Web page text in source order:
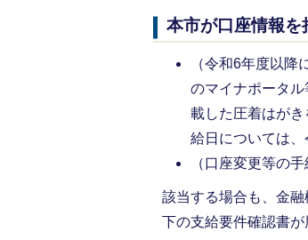
本市が口座情報を
（令和6年度以
のマイナポータ
載した圧着はがき
給日については
（口座変更等の
該当する場合も、金
下の支給要件確認書が